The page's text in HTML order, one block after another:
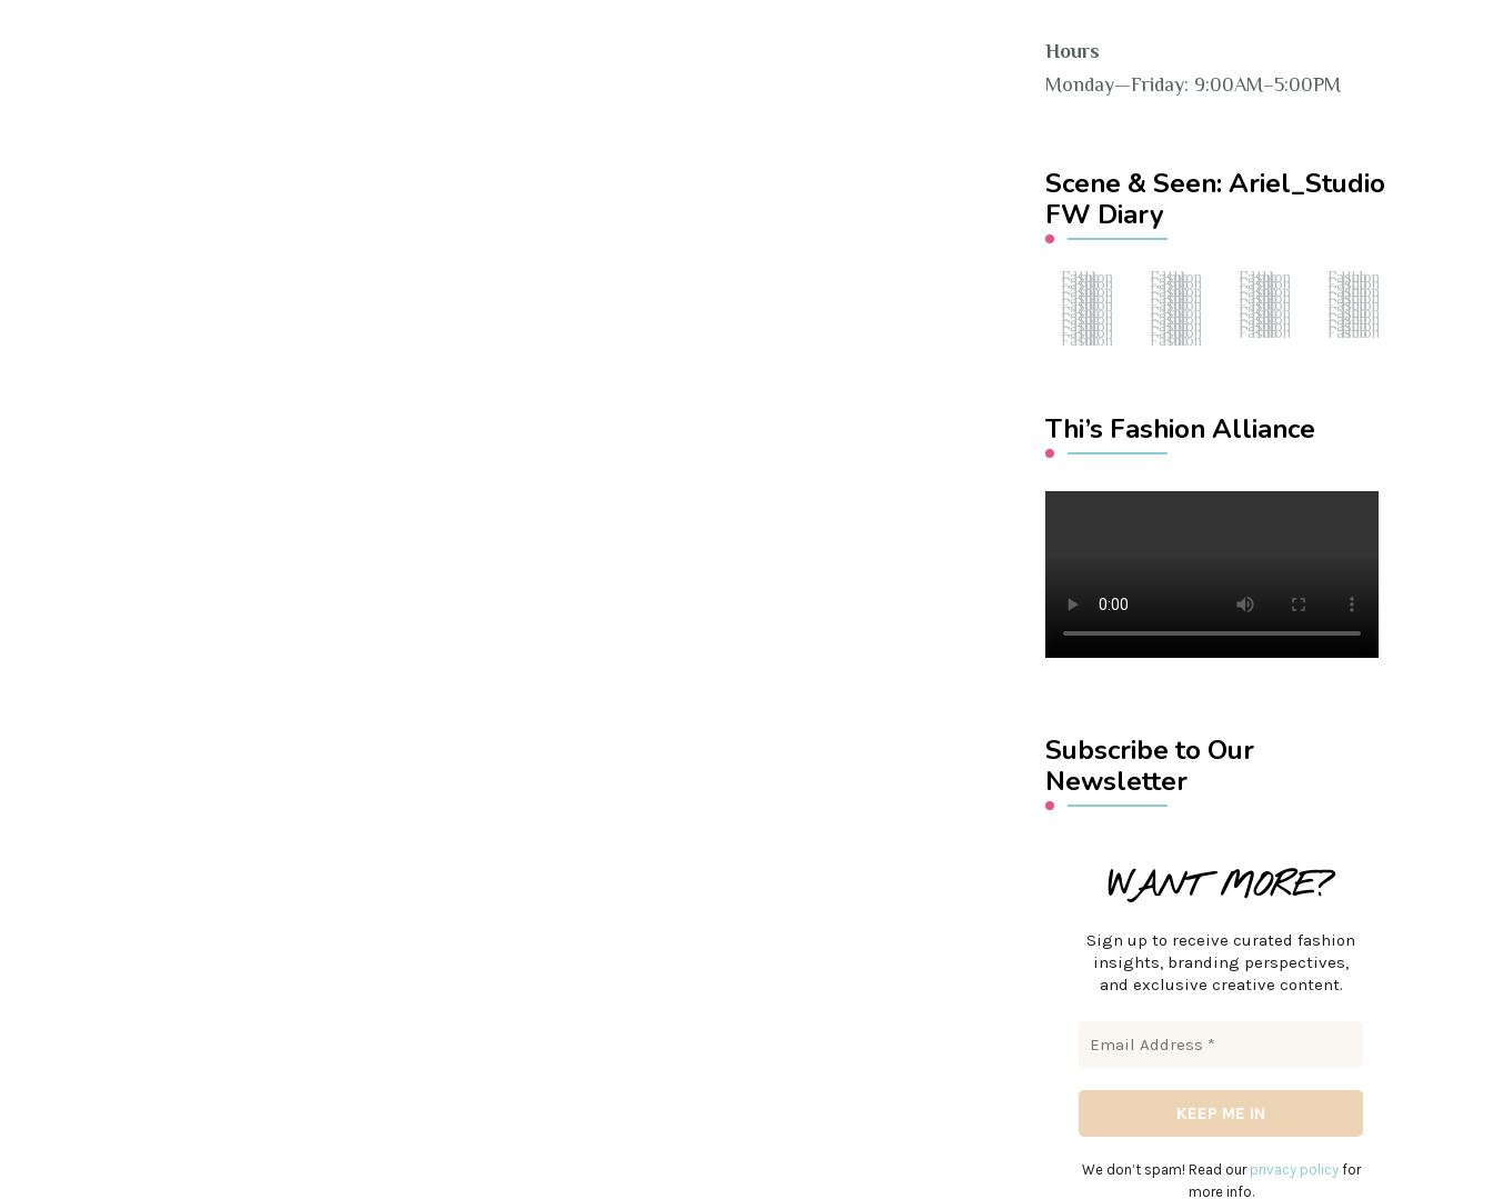
Hours
Monday—Friday: 9:00AM–5:00PM
Scene & Seen: Ariel_Studio
FW Diary
Fashion Hub Fashion Hub Fashion Hub Fashion Hub
Fashion Hub Fashion Hub Fashion Hub Fashion Hub
Fashion Hub Fashion Hub Fashion Hub Fashion Hub
Fashion Hub Fashion Hub Fashion Hub Fashion Hub
Fashion Hub Fashion Hub Fashion Hub Fashion Hub
Fashion Hub Fashion Hub Fashion Hub Fashion Hub
Fashion Hub Fashion Hub Fashion Hub Fashion Hub
Fashion Hub Fashion Hub Fashion Hub Fashion Hub
Fashion Hub Fashion Hub Fashion Hub Fashion Hub
Fashion Hub Fashion Hub
Thi’s Fashion Alliance
Subscribe to Our
Newsletter
WANT MORE?
Sign up to receive curated fashion
insights, branding perspectives,
and exclusive creative content.
We don’t spam! Read our privacy policyfor
more info.